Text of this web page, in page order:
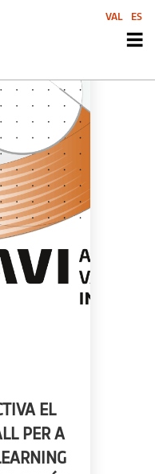
EL
PER A
VAL ES